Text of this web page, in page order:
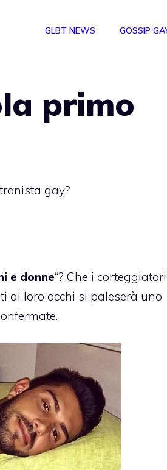
GLBT NEWS GOSSIP
primo
gay?
e donne“? Che i corteggiatori
ai loro occhi si paleserà uno